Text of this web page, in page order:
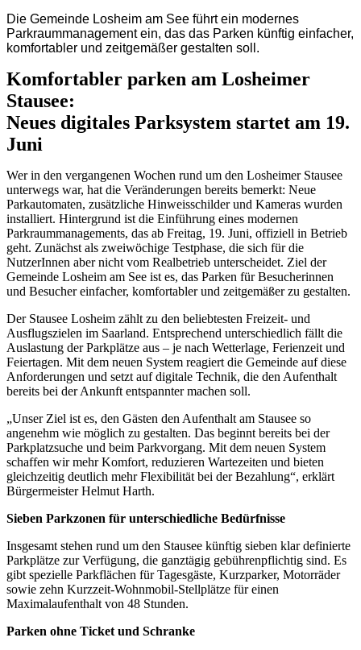
Die Gemeinde Losheim am See führt ein modernes
Parkraummanagement ein, das das Parken künftig einfacher,
komfortabler und zeitgemäßer gestalten soll.
Komfortabler parken am Losheimer
Stausee:
Neues digitales Parksystem startet am 19.
Juni
Wer in den vergangenen Wochen rund um den Losheimer Stausee
unterwegs war, hat die Veränderungen bereits bemerkt: Neue
Parkautomaten, zusätzliche Hinweisschilder und Kameras wurden
installiert. Hintergrund ist die Einführung eines modernen
Parkraummanagements, das ab Freitag, 19. Juni, offiziell in Betrieb
geht. Zunächst als zweiwöchige Testphase, die sich für die
NutzerInnen aber nicht vom Realbetrieb unterscheidet. Ziel der
Gemeinde Losheim am See ist es, das Parken für Besucherinnen
und Besucher einfacher, komfortabler und zeitgemäßer zu gestalten.
Der Stausee Losheim zählt zu den beliebtesten Freizeit- und
Ausflugszielen im Saarland. Entsprechend unterschiedlich fällt die
Auslastung der Parkplätze aus – je nach Wetterlage, Ferienzeit und
Feiertagen. Mit dem neuen System reagiert die Gemeinde auf diese
Anforderungen und setzt auf digitale Technik, die den Aufenthalt
bereits bei der Ankunft entspannter machen soll.
„Unser Ziel ist es, den Gästen den Aufenthalt am Stausee so
angenehm wie möglich zu gestalten. Das beginnt bereits bei der
Parkplatzsuche und beim Parkvorgang. Mit dem neuen System
schaffen wir mehr Komfort, reduzieren Wartezeiten und bieten
gleichzeitig deutlich mehr Flexibilität bei der Bezahlung“, erklärt
Bürgermeister Helmut Harth.
Sieben Parkzonen für unterschiedliche Bedürfnisse
Insgesamt stehen rund um den Stausee künftig sieben klar definierte
Parkplätze zur Verfügung, die ganztägig gebührenpflichtig sind. Es
gibt spezielle Parkflächen für Tagesgäste, Kurzparker, Motorräder
sowie zehn Kurzzeit-Wohnmobil-Stellplätze für einen
Maximalaufenthalt von 48 Stunden.
Parken ohne Ticket und Schranke